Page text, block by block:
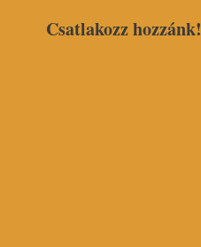
Csatlakozz hozzánk!